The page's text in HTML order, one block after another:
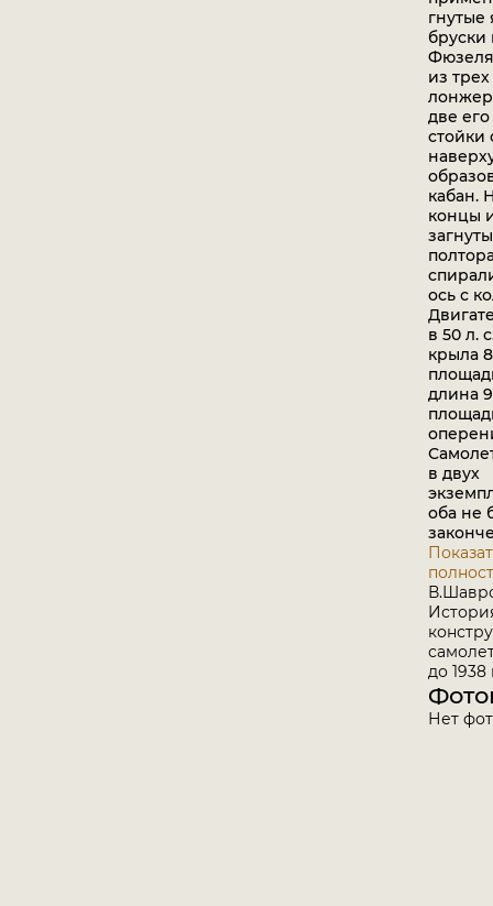
гнутые
бруски
из трех
две
стойки
кабан.
концы
ось с
в 50 л.
крыла
длина
в двух
оба не
до 1938
Нет